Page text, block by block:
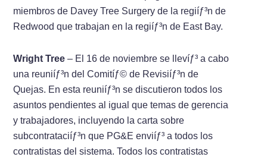
miembros de Davey Tree Surgery de la regiíƒ³n de
Redwood que trabajan en la regiíƒ³n de East Bay.
Wright Tree – El 16 de noviembre se llevíƒ³ a cabo
una reuniíƒ³n del Comitíƒ© de Revisiíƒ³n de
Quejas. En esta reuniíƒ³n se discutieron todos los
asuntos pendientes al igual que temas de gerencia
y trabajadores, incluyendo la carta sobre
subcontrataciíƒ³n que PG&E enviíƒ³ a todos los
contratistas del sistema. Todos los contratistas